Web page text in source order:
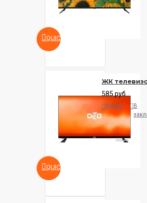
QUICKVIEW
QUICKVIEW
ЖК
585 руб.
Купить
В